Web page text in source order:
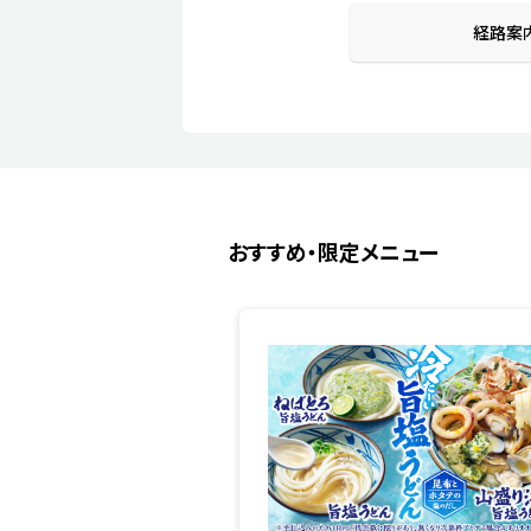
経路案
おすすめ・限定メニュー